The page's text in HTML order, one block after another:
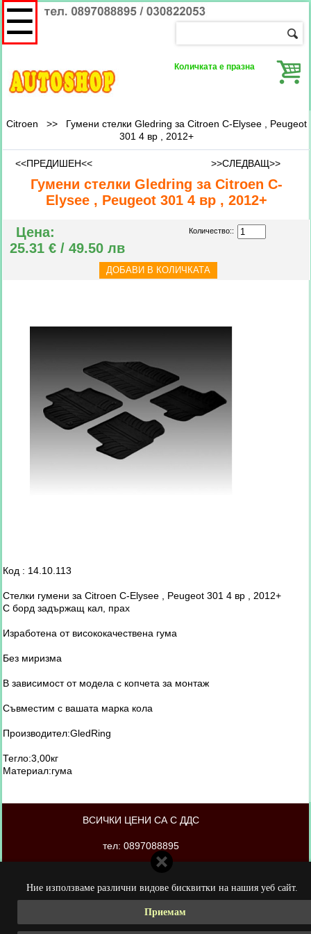
Ние използваме различни видове бисквитки на нашия уеб сайт.
Приемам
Количката е празна
☰
Citroen >> Гумени стелки Gledring за Citroen C-Elysee , Peugeot
301 4 вр , 2012+
<<ПРЕДИШЕН<< >>СЛЕДВАЩ>>
Гумени стелки Gledring за Citroen C-
Elysee , Peugeot 301 4 вр , 2012+
Цена:
25.31 € / 49.50 лв
Количество::
Код : 14.10.113
Стелки гумени за Citroen C-Elysee , Peugeot 301 4 вр , 2012+
С борд задържащ кал, прах
Изработена от висококачествена гума
Без миризма
В зависимост от модела с копчета за монтаж
Съвместим с вашата марка кола
Производител:GledRing
Тегло:3,00кг
Материал:гума
ВСИЧКИ ЦЕНИ СА С ДДС
тел: 0897088895